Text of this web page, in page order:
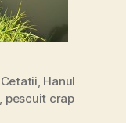
, Hanul
, pescuit crap